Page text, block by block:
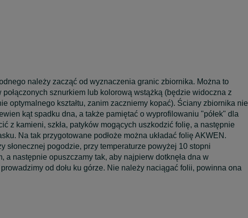
należy zacząć od wyznaczenia granic zbiornika. Można to
sznurkiem lub kolorową wstążką (będzie widoczna z
optymalnego kształtu, zanim zaczniemy kopać). Ściany zbiornika nie
kąt spadku dna, a także pamiętać o wyprofilowaniu "półek" dla
z kamieni, szkła, patyków mogących uszkodzić folię, a następnie
Na tak przygotowane podłoże można układać folię AKWEN.
słonecznej pogodzie, przy temperaturze powyżej 10 stopni
a następnie opuszczamy tak, aby najpierw dotknęła dna w
od dołu ku górze. Nie należy naciągać folii, powinna ona